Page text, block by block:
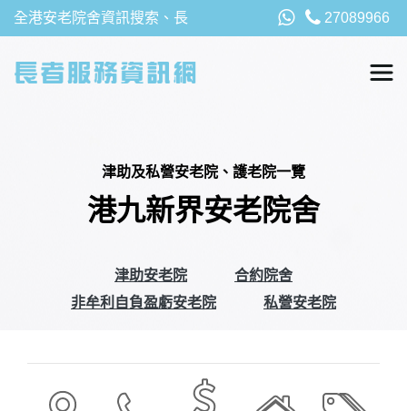
全港安老院舍資訊搜索、長 27089966
津助及私營安老院、護老院一覽
港九新界安老院舍
津助安老院
合約院舍
非牟利自負盈虧安老院
私營安老院